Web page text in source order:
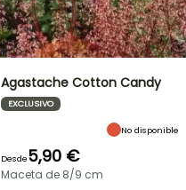
Agastache Cotton Candy
EXCLUSIVO
No disponible
Desde5,90 €
Maceta de 8/9 cm